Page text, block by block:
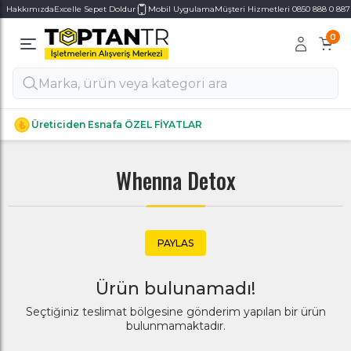
HakkımızdaExcelle Sepet Doldur Mobil UygulamaMüşteri Hizmetleri 0850 888 0 887
0
Üreticiden Esnafa ÖZEL FİYATLAR
Alt Kategoriler
Alt Kategoriler
Whenna Detox
PAYLAS
Ürün bulunamadı!
Seçtiğiniz teslimat bölgesine gönderim yapılan bir ürün
bulunmamaktadır.